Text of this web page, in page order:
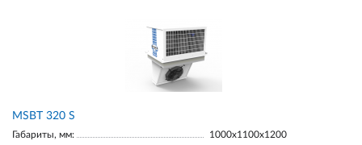
MSBT 320 S
Габариты, мм:
1000х1100х1200